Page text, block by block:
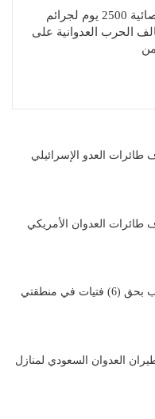
إحصائية 2500 يوم لجرائم
الحرب العدوانية على
طائرات العدو الإسرائيلي
طائرات العدوان الأمريكي
بيان إدانة جريمة الاغتصاب بحق (6) فتيات في منطقتي
العدوان السعودي لمنازل